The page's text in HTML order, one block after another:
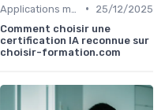
•
25/12/2025
Comment choisir une
certification IA reconnue sur
choisir-formation.com